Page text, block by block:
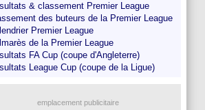
& classement Premier League
des buteurs de la Premier League
Premier League
de la Premier League
FA Cup (coupe d'Angleterre)
League Cup (coupe de la Ligue)
emplacement publicitaire